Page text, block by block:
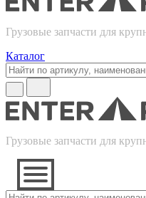
Грузовые запчасти для
Каталог
Грузовые запчасти для